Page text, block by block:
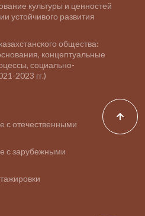
культуры и ценностей
устойчивого развития
общества:
концептуальные
социально-
2023 гг.)
с отечественными
с зарубежными